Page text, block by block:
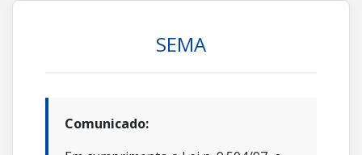
SEMA
Comunicado: